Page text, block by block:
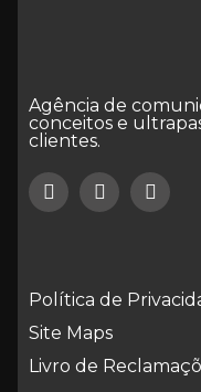
Agência de
conceitos e
clientes.
Política de
Site Maps
Livro de